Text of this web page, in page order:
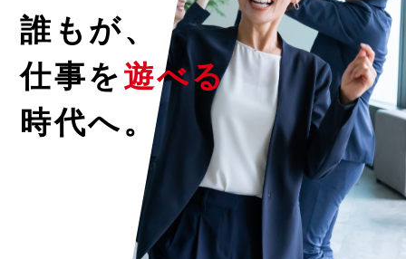
誰もが、
仕事を遊べる
時代へ。